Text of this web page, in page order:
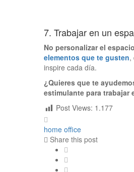
7. Trabajar en un
No personalizar el
elementos que te gusten,
inspire cada día.
¿Quieres que te
estimulante para trabajar
Post Views: 1.177
home office
Share this post